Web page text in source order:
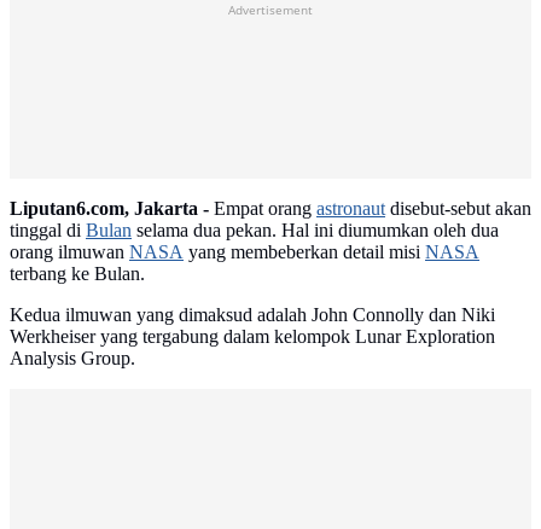
Advertisement
Liputan6.com, Jakarta - Empat orang astronautdisebut-sebut akan
tinggal di Bulan selama dua pekan. Hal ini diumumkan oleh dua
orang ilmuwan NASA yang membeberkan detail misi NASA
terbang ke Bulan.
Kedua ilmuwan yang dimaksud adalah John Connolly dan Niki
Werkheiser yang tergabung dalam kelompok Lunar Exploration
Analysis Group.